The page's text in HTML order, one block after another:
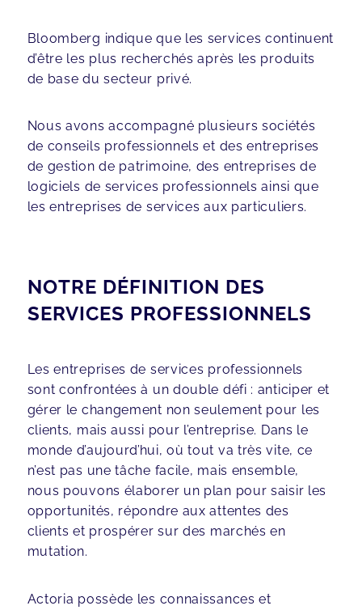
Bloomberg indique que les services continuent
d’être les plus recherchés après les produits
de base du secteur privé.
Nous avons accompagné plusieurs sociétés
de conseils professionnels et des entreprises
de gestion de patrimoine, des entreprises de
logiciels de services professionnels ainsi que
les entreprises de services aux particuliers.
NOTRE DÉFINITION DES
SERVICES PROFESSIONNELS
Les entreprises de services professionnels
sont confrontées à un double défi : anticiper et
gérer le changement non seulement pour les
clients, mais aussi pour l’entreprise. Dans le
monde d’aujourd’hui, où tout va très vite, ce
n’est pas une tâche facile, mais ensemble,
nous pouvons élaborer un plan pour saisir les
opportunités, répondre aux attentes des
clients et prospérer sur des marchés en
mutation.
Actoria possède les connaissances et